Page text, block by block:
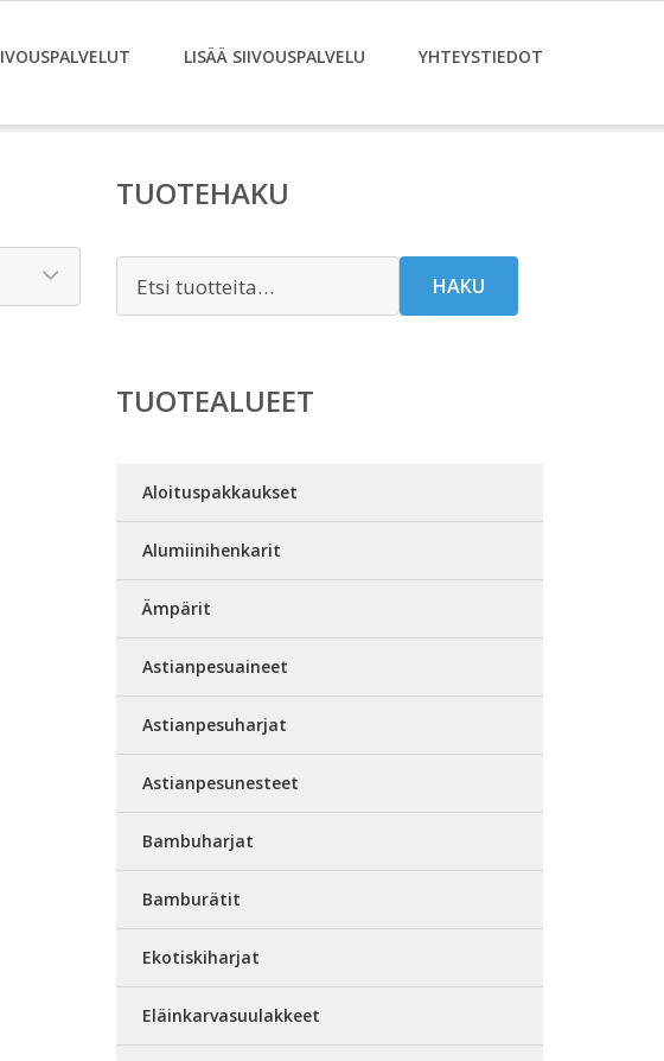
LISÄÄ SIIVOUSPALVELU YHTEYSTIEDOT
TUOTEHAKU
HAKU
TUOTEALUEET
Aloituspakkaukset
Alumiinihenkarit
Ämpärit
Astianpesuaineet
Astianpesuharjat
Astianpesunesteet
Bambuharjat
Bamburätit
Ekotiskiharjat
Eläinkarvasuulakkeet